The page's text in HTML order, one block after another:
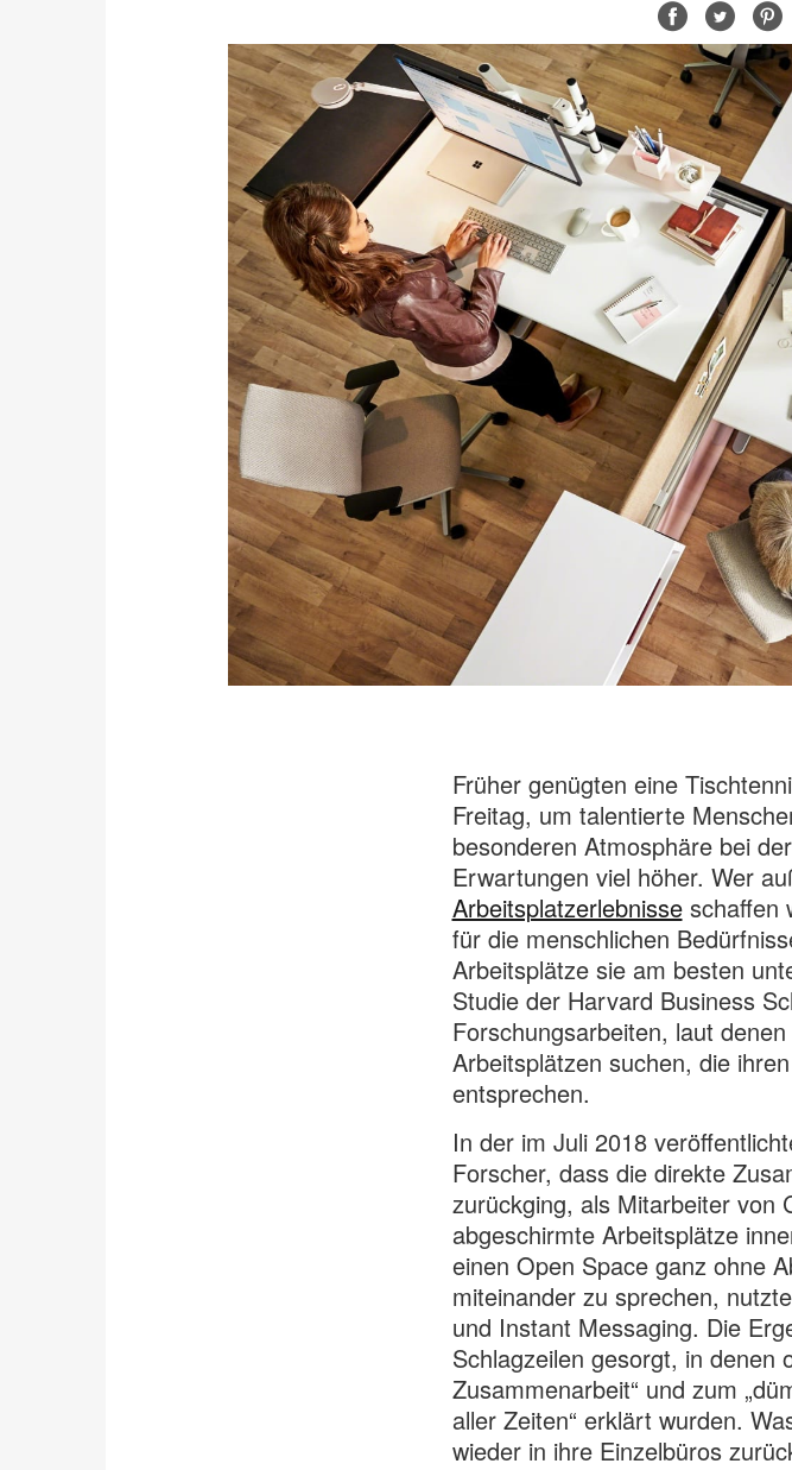
Auf
teilen
Auf
Früher genügten eine
Freitag, um talentierte
besonderen Atmosphäre bei
Erwartungen viel höher. Wer
Arbeitsplatzerlebnisseschaffen
für die menschlichen
Arbeitsplätze sie am besten
Studie der Harvard Business
Forschungsarbeiten, laut
Arbeitsplätzen suchen, die
entsprechen.
In der im Juli 2018
Forscher, dass die direkte
zurückging, als Mitarbeiter von
abgeschirmte Arbeitsplätze
einen Open Space ganz ohne
miteinander zu sprechen,
und Instant Messaging. Die
Schlagzeilen gesorgt, in denen
Zusammenarbeit“ und zum
aller Zeiten“ erklärt wurden.
wieder in ihre Einzelbüros